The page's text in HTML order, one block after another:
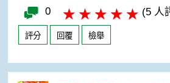
0 (5 人
評分 回覆 檢舉